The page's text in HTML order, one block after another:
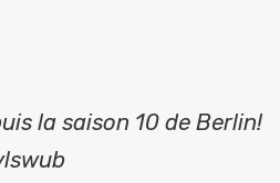
la saison 10 de Berlin!